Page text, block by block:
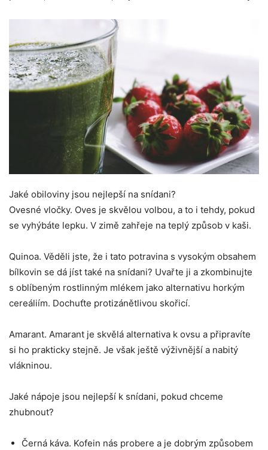
Jaké obiloviny jsou nejlepší na snídani?
Ovesné vločky. Oves je skvělou volbou, a to i tehdy, pokud
se vyhýbáte lepku. V zimě zahřeje na teplý způsob v kaši.
Quinoa. Věděli jste, že i tato potravina s vysokým obsahem
bílkovin se dá jíst také na snídani? Uvařte ji a zkombinujte
s oblíbeným rostlinným mlékem jako alternativu horkým
cereáliím. Dochuťte protizánětlivou skořicí.
Amarant. Amarant je skvělá alternativa k ovsu a připravíte
si ho prakticky stejně. Je však ještě výživnější a nabitý
vlákninou.
Jaké nápoje jsou nejlepší k snídani, pokud chceme
zhubnout?
Černá káva. Kofein nás probere a je dobrým způsobem